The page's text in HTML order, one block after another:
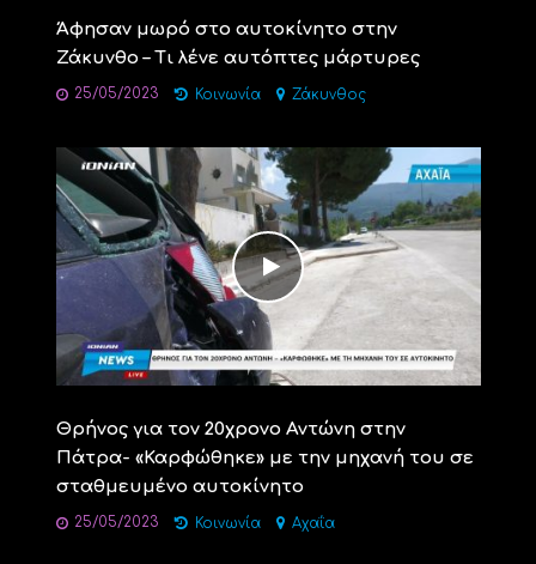
Άφησαν μωρό στο αυτοκίνητο στην
Ζάκυνθο – Τι λένε αυτόπτες μάρτυρες
25/05/2023 Κοινωνία Ζάκυνθος
Θρήνος για τον 20χρονο Αντώνη στην
Πάτρα- «Καρφώθηκε» με την μηχανή του σε
σταθμευμένο αυτοκίνητο
25/05/2023 Κοινωνία Αχαΐα